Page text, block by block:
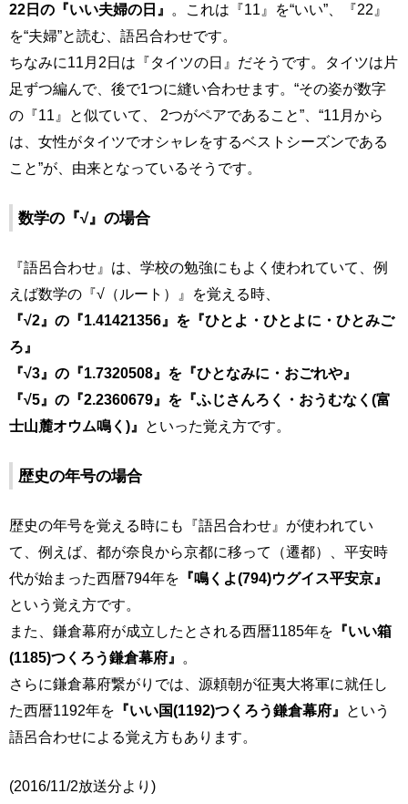
22日の『いい夫婦の日』
。これは『11』を“いい”、『22』
を“夫婦”と読む、語呂合わせです。
ちなみに11月2日は『タイツの日』だそうです。タイツは片
足ずつ編んで、後で1つに縫い合わせます。“その姿が数字
の『11』と似ていて、 2つがペアであること”、“11月から
は、女性がタイツでオシャレをするベストシーズンである
こと”が、由来となっているそうです。
数学の『√』の場合
『語呂合わせ』は、学校の勉強にもよく使われていて、例
えば数学の『√（ルート）』を覚える時、
『√2』の『1.41421356』を『ひとよ・ひとよに・ひとみご
ろ』
『√3』の『1.7320508』を『ひとなみに・おごれや』
『√5』の『2.2360679』を『ふじさんろく・おうむなく(富
士山麓オウム鳴く)』
といった覚え方です。
歴史の年号の場合
歴史の年号を覚える時にも『語呂合わせ』が使われてい
て、例えば、都が奈良から京都に移って（遷都）、平安時
代が始まった西暦794年を 『鳴くよ(794)ウグイス平安京』
という覚え方です。
また、鎌倉幕府が成立したとされる西暦1185年を 『いい箱
(1185)つくろう鎌倉幕府』
。
さらに鎌倉幕府繋がりでは、源頼朝が征夷大将軍に就任し
た西暦1192年を 『いい国(1192)つくろう鎌倉幕府』
という
語呂合わせによる覚え方もあります。
(2016/11/2放送分より)